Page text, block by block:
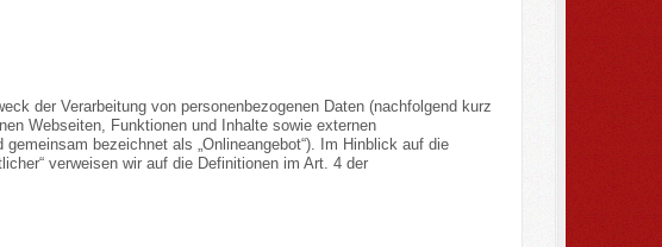
der Verarbeitung von personenbezogenen Daten (nachfolgend kurz
Webseiten, Funktionen und Inhalte sowie externen
bezeichnet als „Onlineangebot“). Im Hinblick auf die
verweisen wir auf die Definitionen im Art. 4 der